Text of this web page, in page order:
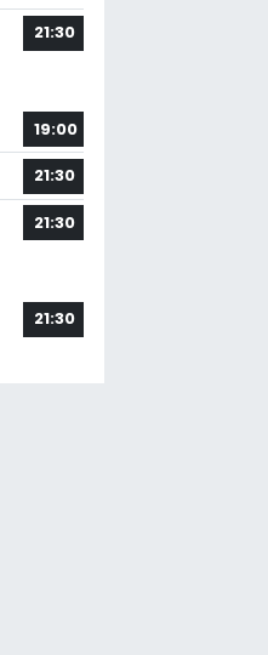
21:30
19:00
21:30
21:30
21:30